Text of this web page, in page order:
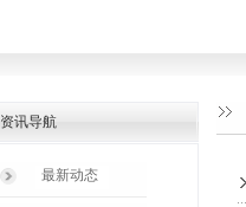
资讯导航
最新动态